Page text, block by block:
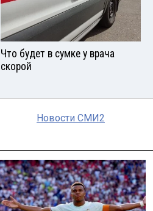
Что будет в сумке у врача
скорой
Новости СМИ2